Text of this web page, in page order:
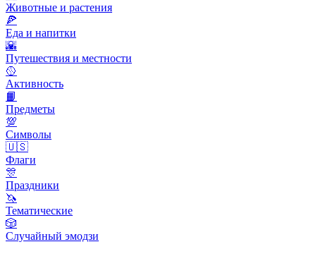
Животные и растения
🍕
Еда и напитки
🌇
Путешествия и местности
🥎
Активность
📙
Предметы
💯
Символы
🇺🇸
Флаги
🎊
Праздники
🦄
Тематические
🎲
Случайный эмодзи